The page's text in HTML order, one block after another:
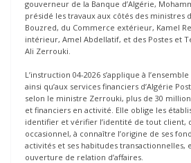
gouverneur de la Banque d’Algérie,
présidé les travaux aux côtés des ministres
Bouzred, du Commerce extérieur, Kamel
intérieur, Amel Abdellatif, et des Postes et
Ali Zerrouki.
L’instruction 04-2026 s’applique à
ainsi qu’aux services financiers d’Algérie
selon le ministre Zerrouki, plus de 30
et financiers en activité. Elle oblige les
identifier et vérifier l’identité de tout client,
occasionnel, à connaître l’origine de ses
activités et ses habitudes transactionnelles,
ouverture de relation d’affaires.